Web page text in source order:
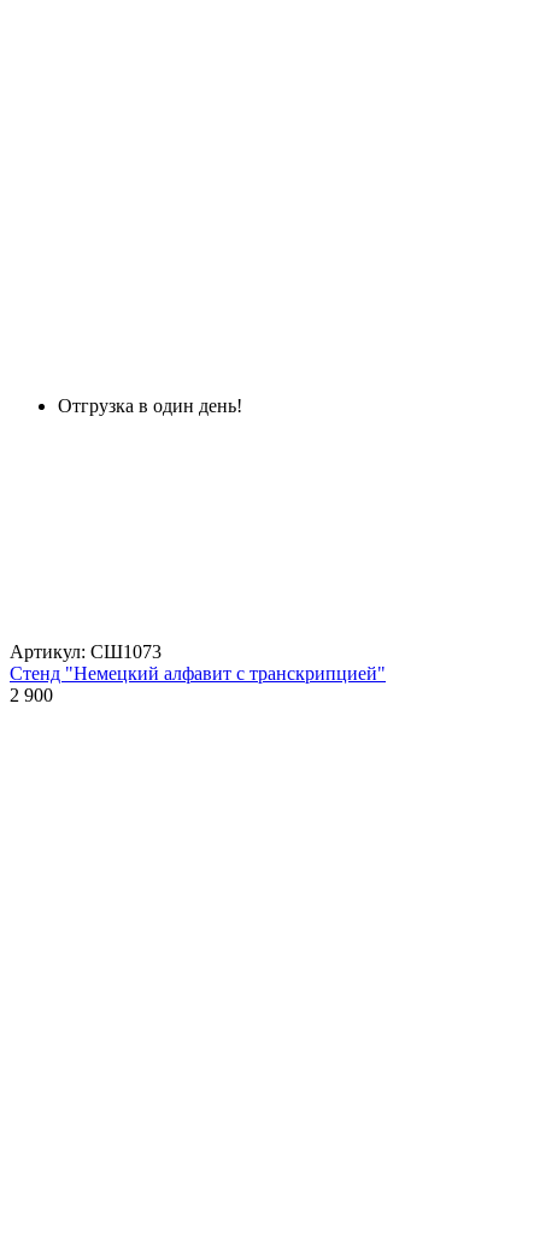
Отгрузка в один день!
Артикул: СШ1073
Стенд "Немецкий алфавит с транскрипцией"
2 900